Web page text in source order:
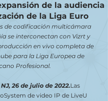
de la audiencia
de la Liga Euro
de codificación multicámara
se interconectan con Vizrt y
en vivo completa de
para la Liga Europea de
Profesional.
26 de julio de 2022.Las
de video IP de LiveU